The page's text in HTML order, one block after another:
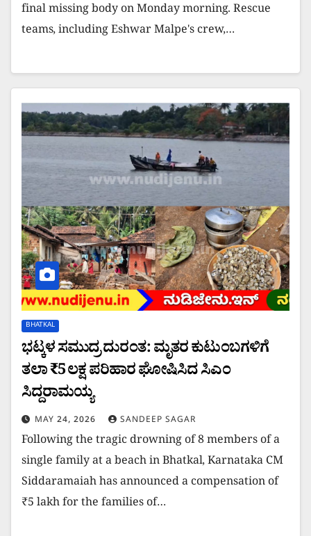
final missing body on Monday morning. Rescue
teams, including Eshwar Malpe's crew,…
BHATKAL
ಭಟ್ಕಳ ಸಮುದ್ರ ದುರಂತ: ಮೃತರ ಕುಟುಂಬಗಳಿಗೆ
ತಲಾ ₹5 ಲಕ್ಷ ಪರಿಹಾರ ಘೋಷಿಸಿದ ಸಿಎಂ
ಸಿದ್ದರಾಮಯ್ಯ
MAY 24, 2026 SANDEEP SAGAR
Following the tragic drowning of 8 members of a
single family at a beach in Bhatkal, Karnataka CM
Siddaramaiah has announced a compensation of
₹5 lakh for the families of…